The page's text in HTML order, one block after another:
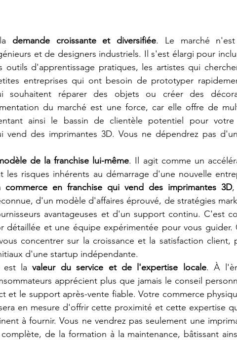
demande croissante et diversifiée. Le marché
et de designers industriels. Il s'est élargi pour
outils d'apprentissage pratiques, les artistes qui
entreprises qui ont besoin de prototyper
souhaitent réparer des objets ou créer des
du marché est une force, car elle offre de
ainsi le bassin de clientèle potentiel pour
vend des imprimantes 3D. Vous ne dépendrez pas
de la franchise lui-même. Il agit comme un
les risques inhérents au démarrage d'une nouvelle
commerce en franchise qui vend des imprimantes 3D,
d'un modèle d'affaires éprouvé, de stratégies
avantageuses et d'un support continu. C'est
détaillée et une équipe expérimentée pour vous guider.
concentrer sur la croissance et la satisfaction client,
d'une startup indépendante.
est la valeur du service et de l'expertise locale. À
apprécient plus que jamais le conseil
et le support après-vente fiable. Votre commerce
en mesure d'offrir cette proximité et cette expertise
à fournir. Vous ne vendrez pas seulement une
de la formation à la maintenance, bâtissant